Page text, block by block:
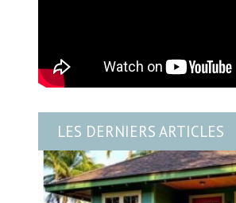
LES DERNIERS ARTICLES